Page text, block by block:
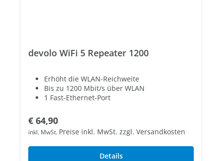
devolo WiFi 5 Repeater 1200
Erhöht die WLAN-Reichweite
Bis zu 1200 Mbit/s über WLAN
1 Fast-Ethernet-Port
Regulärer Preis:
€ 64,90
inkl. MwSt. Preise inkl. MwSt. zzgl. Versandkosten
Details